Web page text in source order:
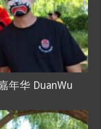
年华 DuanWu